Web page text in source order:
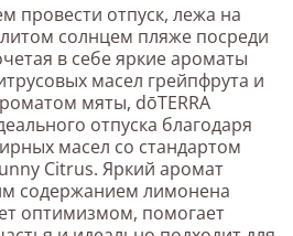
провести отпуск, лежа на
солнцем пляже посреди
в себе яркие ароматы
масел грейпфрута и
мяты, dōTERRA
отпуска благодаря
масел со стандартом
Citrus. Яркий аромат
содержанием лимонена
оптимизмом, помогает